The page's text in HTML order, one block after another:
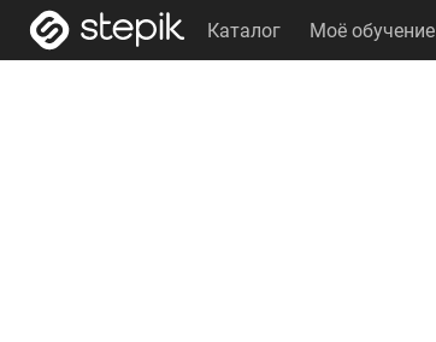
Каталог Моё обучение